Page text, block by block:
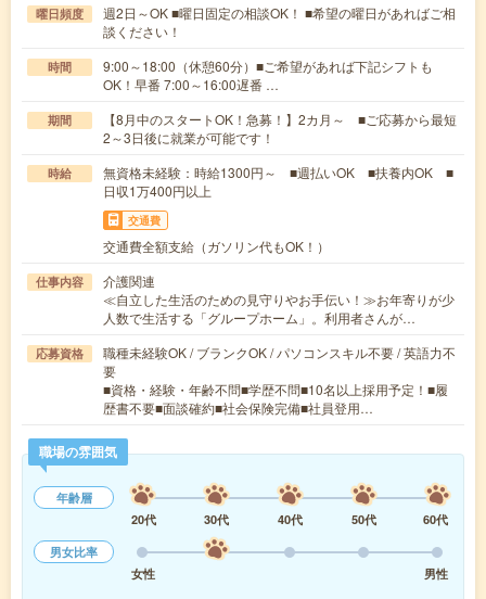
曜日頻度
週2日～OK ■曜日固定の相談OK！ ■希望の曜日があればご相
談ください！
時間
9:00～18:00（休憩60分）■ご希望があれば下記シフトも
OK！早番 7:00～16:00遅番 …
期間
【8月中のスタートOK！急募！】2カ月～ ■ご応募から最短
2～3日後に就業が可能です！
時給
無資格未経験：時給1300円～ ■週払いOK ■扶養内OK ■
日収1万400円以上
交通費
交通費全額支給（ガソリン代もOK！）
仕事内容
介護関連
≪自立した生活のための見守りやお手伝い！≫お年寄りが少
人数で生活する「グループホーム」。利用者さんが…
応募資格
職種未経験OK / ブランクOK / パソコンスキル不要 / 英語力不
要
■資格・経験・年齢不問■学歴不問■10名以上採用予定！■履
歴書不要■面談確約■社会保険完備■社員登用…
職場の雰囲気
年齢層
20代
30代 40代 50代
60代
男女比率
女性
男性